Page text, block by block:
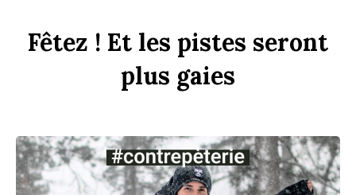
Fêtez ! Et les pistes seront
plus gaies